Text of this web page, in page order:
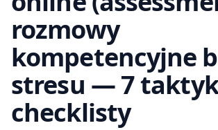
rozmowy
kompetencyjne
stresu — 7
checklisty